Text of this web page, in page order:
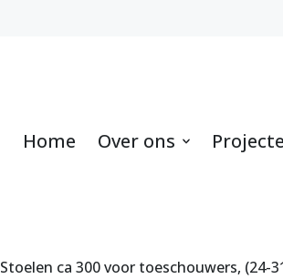
Home Over ons
Stoelen ca 300 voor toeschouwers, (24-